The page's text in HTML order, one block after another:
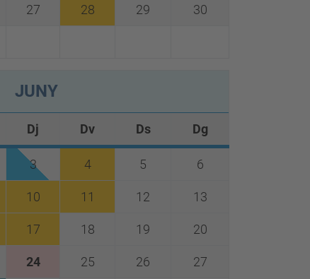
27 28 29 30
JUNY
Dj Dv Ds Dg
3 4 5 6
10 11 12 13
17 18 19 20
24 25 26 27